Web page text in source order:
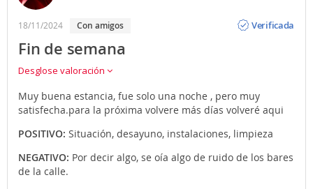
18/11/2024 Con amigos
Verificada
Fin de semana
Desglose valoración
Muy buena estancia, fue solo una noche , pero muy
satisfecha.para la próxima volvere más días volveré aqui
POSITIVO: Situación, desayuno, instalaciones, limpieza
NEGATIVO: Por decir algo, se oía algo de ruido de los bares
de la calle.